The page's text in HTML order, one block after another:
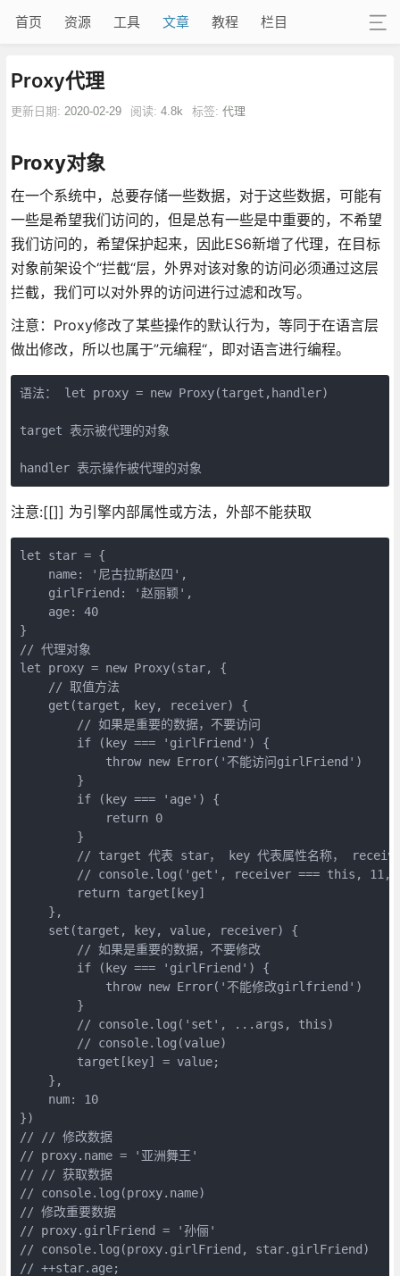
首页 资源 工具 文章 教程 栏目
Proxy代理
更新日期: 2020-02-29 阅读: 4.8k 标签: 代理
Proxy对象
在一个系统中，总要存储一些数据，对于这些数据，可能有
一些是希望我们访问的，但是总有一些是中重要的，不希望
我们访问的，希望保护起来，因此ES6新增了代理，在目标
对象前架设个“拦截“层，外界对该对象的访问必须通过这层
拦截，我们可以对外界的访问进行过滤和改写。
注意：Proxy修改了某些操作的默认行为，等同于在语言层
做出修改，所以也属于”元编程“，即对语言进行编程。
语法： let proxy = new Proxy(target,handler)
target 表示被代理的对象
注意:[[]] 为引擎内部属性或方法，外部不能获取
let star = {
    name: '尼古拉斯赵四',
    girlFriend: '赵丽颖',
    age: 40
}
// 代理对象
let proxy = new Proxy(star, {
    // 取值方法
    get(target, key, receiver) {
        // 如果是重要的数据，不要访问
        if (key === 'girlFriend') {
            throw new Error('不能访问girlFriend')
        }
        if (key === 'age') {
            return 0
        }
// target 代表 star， key 代表属性名称，
// console.log('get', receiver === this, 11,
        return target[key]
    },
    set(target, key, value, receiver) {
        // 如果是重要的数据，不要修改
        if (key === 'girlFriend') {
            throw new Error('不能修改girlfriend')
        }
        // console.log('set', ...args, this)
        // console.log(value)
        target[key] = value;
    },
    num: 10
})
// // 修改数据
// proxy.name = '亚洲舞王'
// // 获取数据
// console.log(proxy.name)
// 修改重要数据
// proxy.girlFriend = '孙俪'
// console.log(proxy.girlFriend, star.girlFriend)
// ++star.age;